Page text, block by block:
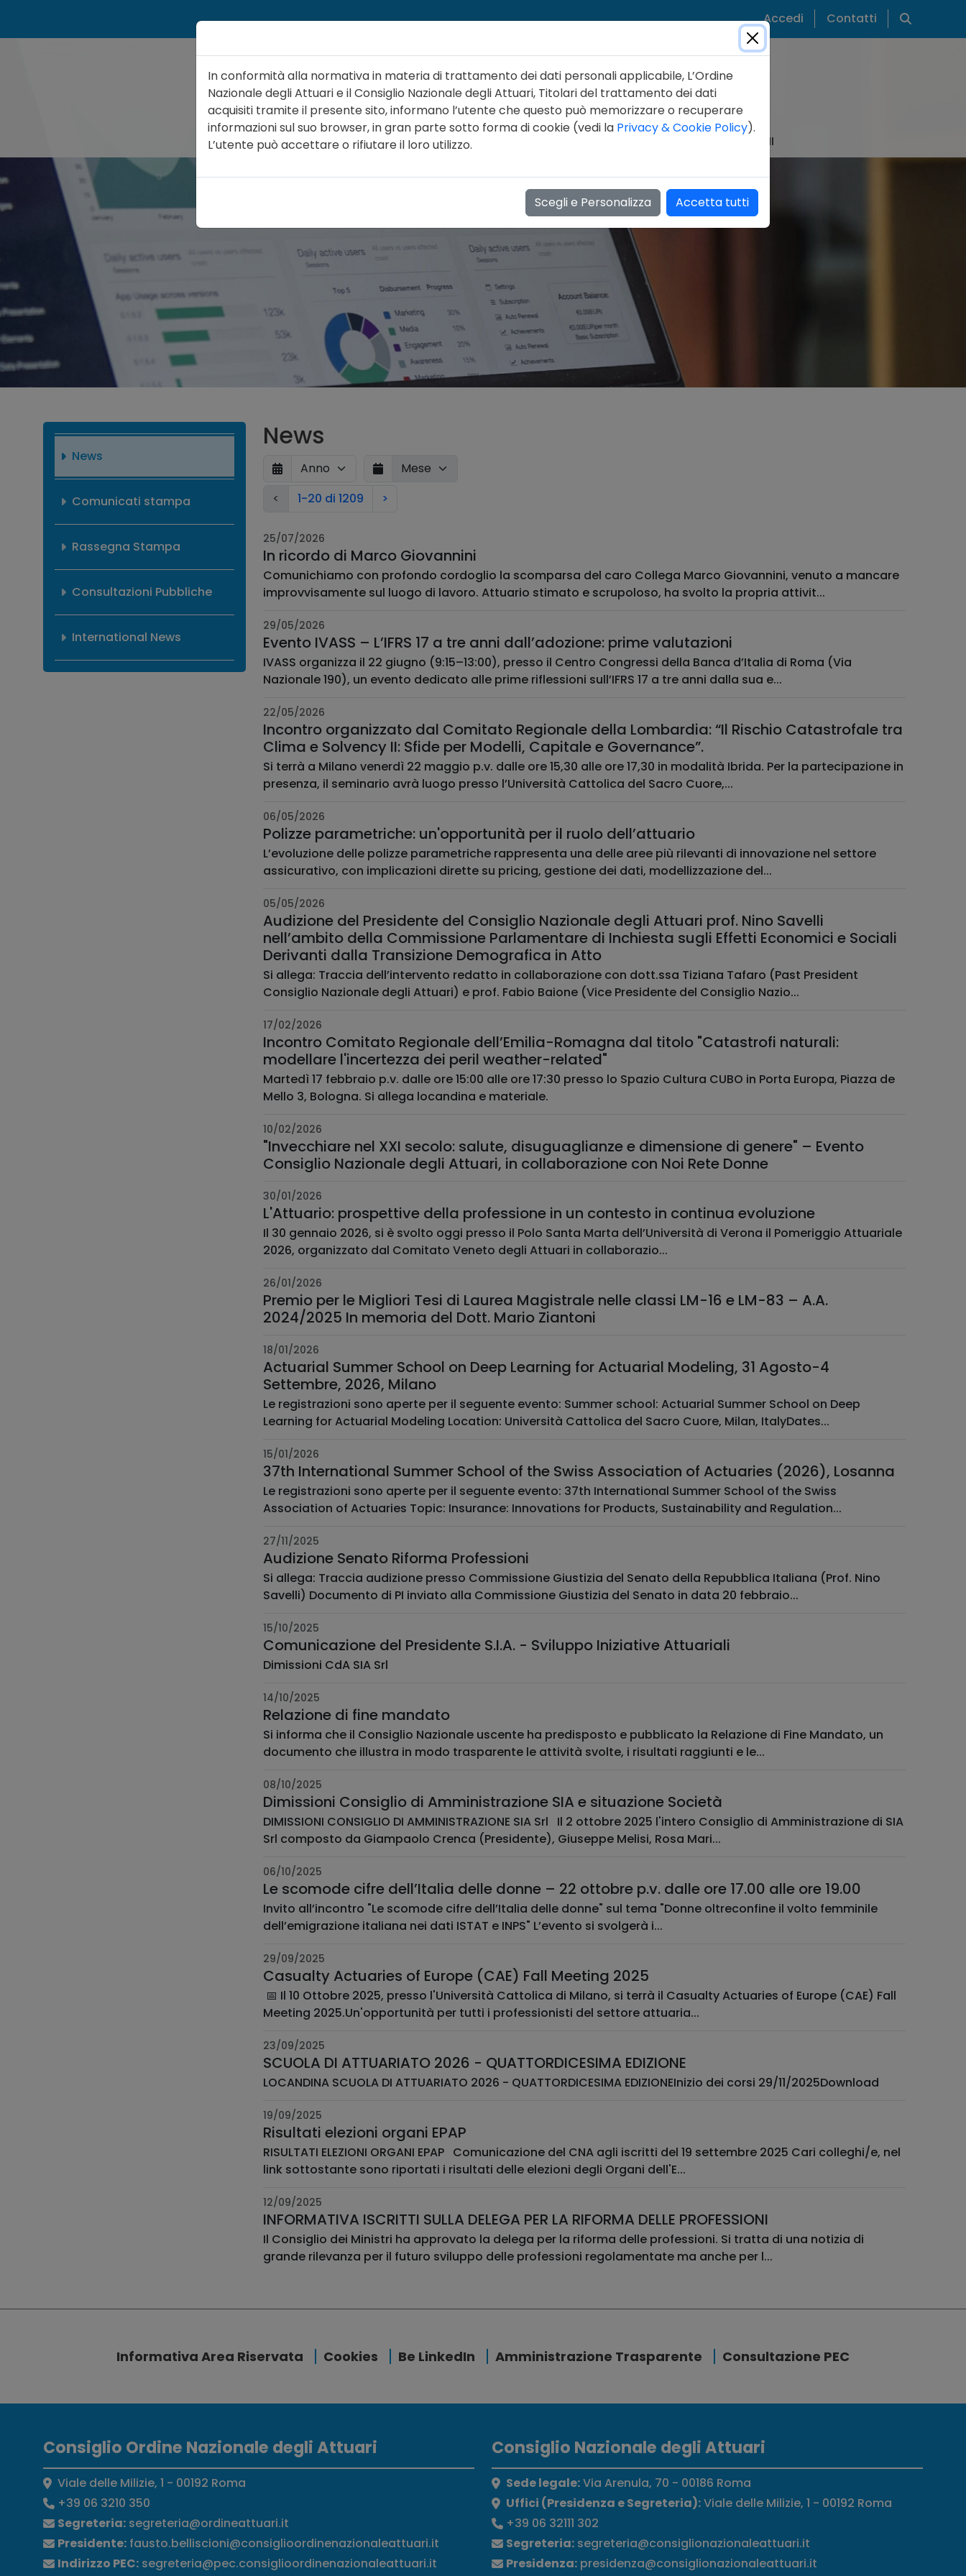
Accedi Contatti
ATTUARIO ORGANI LINEE GUIDA FORMAZIONE PUBBLICAZIONI
News
Comunicati stampa
Rassegna Stampa
Consultazioni Pubbliche
International News
News
< 1-20 di 1209 >
25/07/2026
In ricordo di Marco Giovannini
Comunichiamo con profondo cordoglio la scomparsa del caro Collega Marco Giovannini, venuto a mancare
improvvisamente sul luogo di lavoro. Attuario stimato e scrupoloso, ha svolto la propria attivit...
29/05/2026
Evento IVASS – L’IFRS 17 a tre anni dall’adozione: prime valutazioni
IVASS organizza il 22 giugno (9:15–13:00), presso il Centro Congressi della Banca d’Italia di Roma (Via
Nazionale 190), un evento dedicato alle prime riflessioni sull’IFRS 17 a tre anni dalla sua e...
22/05/2026
Incontro organizzato dal Comitato Regionale della Lombardia: “Il Rischio Catastrofale tra
Clima e Solvency II: Sfide per Modelli, Capitale e Governance”.
Si terrà a Milano venerdì 22 maggio p.v. dalle ore 15,30 alle ore 17,30 in modalità Ibrida. Per la partecipazione in
presenza, il seminario avrà luogo presso l’Università Cattolica del Sacro Cuore,...
06/05/2026
Polizze parametriche: un'opportunità per il ruolo dell’attuario
L’evoluzione delle polizze parametriche rappresenta una delle aree più rilevanti di innovazione nel settore
assicurativo, con implicazioni dirette su pricing, gestione dei dati, modellizzazione del...
05/05/2026
Audizione del Presidente del Consiglio Nazionale degli Attuari prof. Nino Savelli
nell’ambito della Commissione Parlamentare di Inchiesta sugli Effetti Economici e Sociali
Derivanti dalla Transizione Demografica in Atto
Si allega: Traccia dell’intervento redatto in collaborazione con dott.ssa Tiziana Tafaro (Past President
Consiglio Nazionale degli Attuari) e prof. Fabio Baione (Vice Presidente del Consiglio Nazio...
17/02/2026
Incontro Comitato Regionale dell’Emilia-Romagna dal titolo "Catastrofi naturali:
modellare l'incertezza dei peril weather-related"
Martedì 17 febbraio p.v. dalle ore 15:00 alle ore 17:30 presso lo Spazio Cultura CUBO in Porta Europa, Piazza de
Mello 3, Bologna. Si allega locandina e materiale.
10/02/2026
"Invecchiare nel XXI secolo: salute, disuguaglianze e dimensione di genere" – Evento
Consiglio Nazionale degli Attuari, in collaborazione con Noi Rete Donne
30/01/2026
L'Attuario: prospettive della professione in un contesto in continua evoluzione
Il 30 gennaio 2026, si è svolto oggi presso il Polo Santa Marta dell’Università di Verona il Pomeriggio Attuariale
2026, organizzato dal Comitato Veneto degli Attuari in collaborazio...
26/01/2026
Premio per le Migliori Tesi di Laurea Magistrale nelle classi LM-16 e LM-83 – A.A.
2024/2025 In memoria del Dott. Mario Ziantoni
18/01/2026
Actuarial Summer School on Deep Learning for Actuarial Modeling, 31 Agosto-4
Settembre, 2026, Milano
Le registrazioni sono aperte per il seguente evento: Summer school: Actuarial Summer School on Deep
Learning for Actuarial Modeling Location: Università Cattolica del Sacro Cuore, Milan, ItalyDates...
15/01/2026
37th International Summer School of the Swiss Association of Actuaries (2026), Losanna
Le registrazioni sono aperte per il seguente evento: 37th International Summer School of the Swiss
Association of Actuaries Topic: Insurance: Innovations for Products, Sustainability and Regulation...
27/11/2025
Audizione Senato Riforma Professioni
Si allega: Traccia audizione presso Commissione Giustizia del Senato della Repubblica Italiana (Prof. Nino
Savelli) Documento di PI inviato alla Commissione Giustizia del Senato in data 20 febbraio...
15/10/2025
Comunicazione del Presidente S.I.A. - Sviluppo Iniziative Attuariali
Dimissioni CdA SIA Srl
14/10/2025
Relazione di fine mandato
Si informa che il Consiglio Nazionale uscente ha predisposto e pubblicato la Relazione di Fine Mandato, un
documento che illustra in modo trasparente le attività svolte, i risultati raggiunti e le...
08/10/2025
Dimissioni Consiglio di Amministrazione SIA e situazione Società
DIMISSIONI CONSIGLIO DI AMMINISTRAZIONE SIA Srl Il 2 ottobre 2025 l'intero Consiglio di Amministrazione di SIA
Srl composto da Giampaolo Crenca (Presidente), Giuseppe Melisi, Rosa Mari...
06/10/2025
Le scomode cifre dell’Italia delle donne – 22 ottobre p.v. dalle ore 17.00 alle ore 19.00
Invito all’incontro "Le scomode cifre dell’Italia delle donne" sul tema "Donne oltreconfine il volto femminile
dell’emigrazione italiana nei dati ISTAT e INPS" L’evento si svolgerà i...
29/09/2025
Casualty Actuaries of Europe (CAE) Fall Meeting 2025
📅 Il 10 Ottobre 2025, presso l'Università Cattolica di Milano, si terrà il Casualty Actuaries of Europe (CAE) Fall
Meeting 2025.Un'opportunità per tutti i professionisti del settore attuaria...
23/09/2025
SCUOLA DI ATTUARIATO 2026 - QUATTORDICESIMA EDIZIONE
LOCANDINA SCUOLA DI ATTUARIATO 2026 - QUATTORDICESIMA EDIZIONEInizio dei corsi 29/11/2025Download
19/09/2025
Risultati elezioni organi EPAP
RISULTATI ELEZIONI ORGANI EPAP Comunicazione del CNA agli iscritti del 19 settembre 2025 Cari colleghi/e, nel
link sottostante sono riportati i risultati delle elezioni degli Organi dell'E...
12/09/2025
INFORMATIVA ISCRITTI SULLA DELEGA PER LA RIFORMA DELLE PROFESSIONI
Il Consiglio dei Ministri ha approvato la delega per la riforma delle professioni. Si tratta di una notizia di
grande rilevanza per il futuro sviluppo delle professioni regolamentate ma anche per l...
Informativa Area Riservata Cookies Be LinkedIn Amministrazione Trasparente Consultazione PEC
Consiglio Ordine Nazionale degli Attuari
Viale delle Milizie, 1 - 00192 Roma
+39 06 3210 350
Segreteria: segreteria@ordineattuari.it
Presidente: fausto.belliscioni@consiglioordinenazionaleattuari.it
Indirizzo PEC: segreteria@pec.consiglioordinenazionaleattuari.it
Consiglio Nazionale degli Attuari
Sede legale:Via Arenula, 70 - 00186 Roma
Uffici (Presidenza e Segreteria):Viale delle Milizie, 1 - 00192 Roma
+39 06 32111 302
Segreteria: segreteria@consiglionazionaleattuari.it
Presidenza: presidenza@consiglionazionaleattuari.it
In conformità alla normativa in materia di trattamento dei dati personali applicabile, L’Ordine
Nazionale degli Attuari e il Consiglio Nazionale degli Attuari, Titolari del trattamento dei dati
acquisiti tramite il presente sito, informano l’utente che questo può memorizzare o recuperare
informazioni sul suo browser, in gran parte sotto forma di cookie (vedi la Privacy & Cookie Policy).
L’utente può accettare o rifiutare il loro utilizzo.
Scegli e Personalizza Accetta tutti